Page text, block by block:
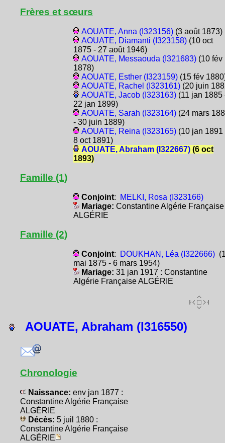
Frères et sœurs
AOUATE, Anna (I323156)(3 août 1873)
AOUATE, Diamanti (I323158)(10 oct
1875 - 27 août 1946)
AOUATE, Messaouda (I321683)(10 fév
1878)
AOUATE, Esther (I323159)(15 fév
AOUATE, Rachel (I323161)(20 juin
AOUATE, Jacob (I323163)(11 jan 1885
22 jan 1899)
AOUATE, Sarah (I323164)(24 mars
- 30 juin 1889)
AOUATE, Reina (I323165)(10 jan 1891
8 oct 1891)
AOUATE, Abraham (I322667)(6 oct
1893)
Famille (1)
Conjoint:
MELKI, Rosa (I323166)
Mariage: Constantine Algérie Française
ALGÉRIE
Famille (2)
Conjoint: DOUKHAN, Léa (I322666)
mai 1875 - 6 mars 1954)
Mariage: 31 jan 1917 : Constantine
Algérie Française ALGÉRIE
AOUATE, Abraham (I316550)
Chronologie
Naissance: env jan 1877 :
Constantine Algérie Française
ALGÉRIE
Décès: 5 juil 1880 :
Constantine Algérie Française
ALGÉRIE